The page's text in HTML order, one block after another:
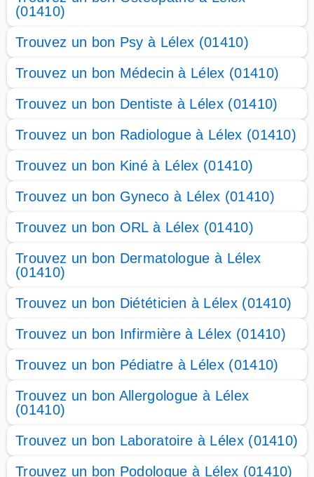
(01410)
Trouvez un bon Psy à Lélex (01410)
Trouvez un bon Médecin à Lélex (01410)
Trouvez un bon Dentiste à Lélex (01410)
Trouvez un bon Radiologue à Lélex (01410)
Trouvez un bon Kiné à Lélex (01410)
Trouvez un bon Gyneco à Lélex (01410)
Trouvez un bon ORL à Lélex (01410)
Trouvez un bon Dermatologue à Lélex
(01410)
Trouvez un bon Diététicien à Lélex (01410)
Trouvez un bon Infirmière à Lélex (01410)
Trouvez un bon Pédiatre à Lélex (01410)
Trouvez un bon Allergologue à Lélex
(01410)
Trouvez un bon Laboratoire à Lélex (01410)
Trouvez un bon Podologue à Lélex (01410)